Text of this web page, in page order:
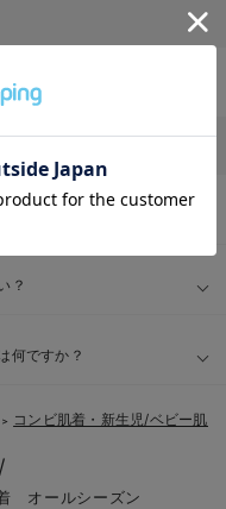
はこちら
すか？
？
何ですか？
認する
＞ コンビ肌着・新生児/ベビー肌着
オールシーズン